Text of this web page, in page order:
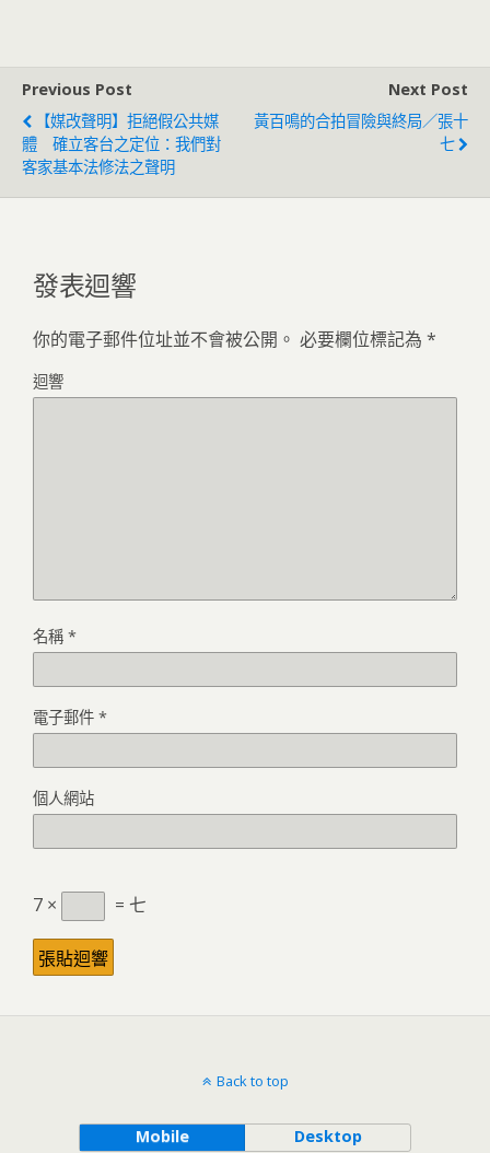
Previous Post
【媒改聲明】拒絕假公共媒
體 確立客台之定位：我們對
客家基本法修法之聲明
Next Post
黃百鳴的合拍冒險與終局／張十
七
發表迴響
你的電子郵件位址並不會被公開。 必要欄位標記為 *
迴響
名稱 *
電子郵件 *
個人網站
7 × = 七
Back to top
Mobile Desktop